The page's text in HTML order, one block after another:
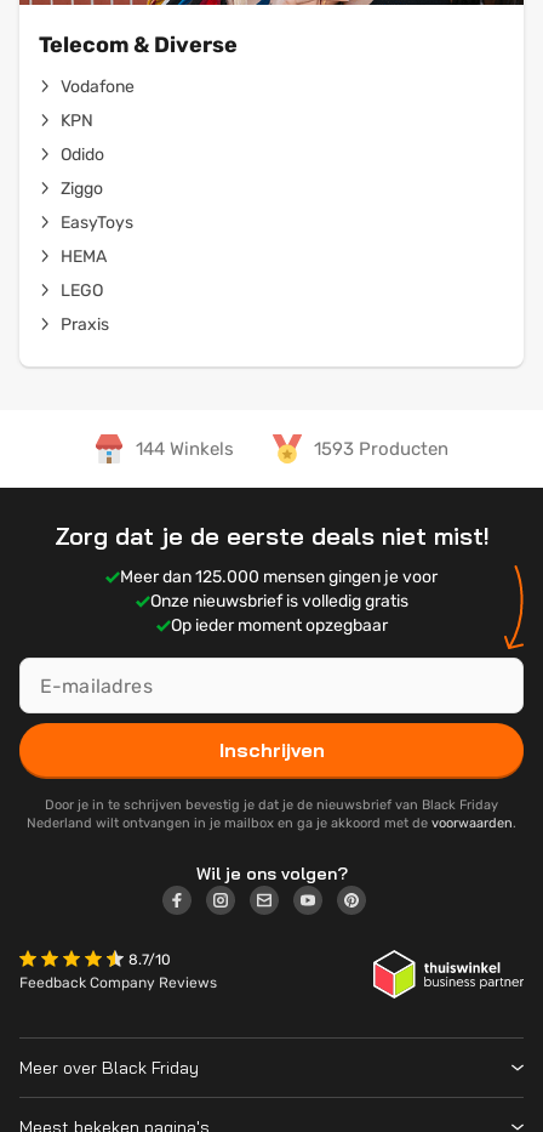
Telecom & Diverse
Vodafone
KPN
Odido
Ziggo
EasyToys
HEMA
LEGO
Praxis
144 Winkels 1593 Producten
Zorg dat je de eerste deals niet mist!
Meer dan 125.000 mensen gingen je voor
Onze nieuwsbrief is volledig gratis
Op ieder moment opzegbaar
Inschrijven
Door je in te schrijven bevestig je dat je de nieuwsbrief van Black Friday
Nederland wilt ontvangen in je mailbox en ga je akkoord met de voorwaarden.
Wil je ons volgen?
8.7/10
Feedback Company Reviews
Meer over Black Friday
Meest bekeken pagina's